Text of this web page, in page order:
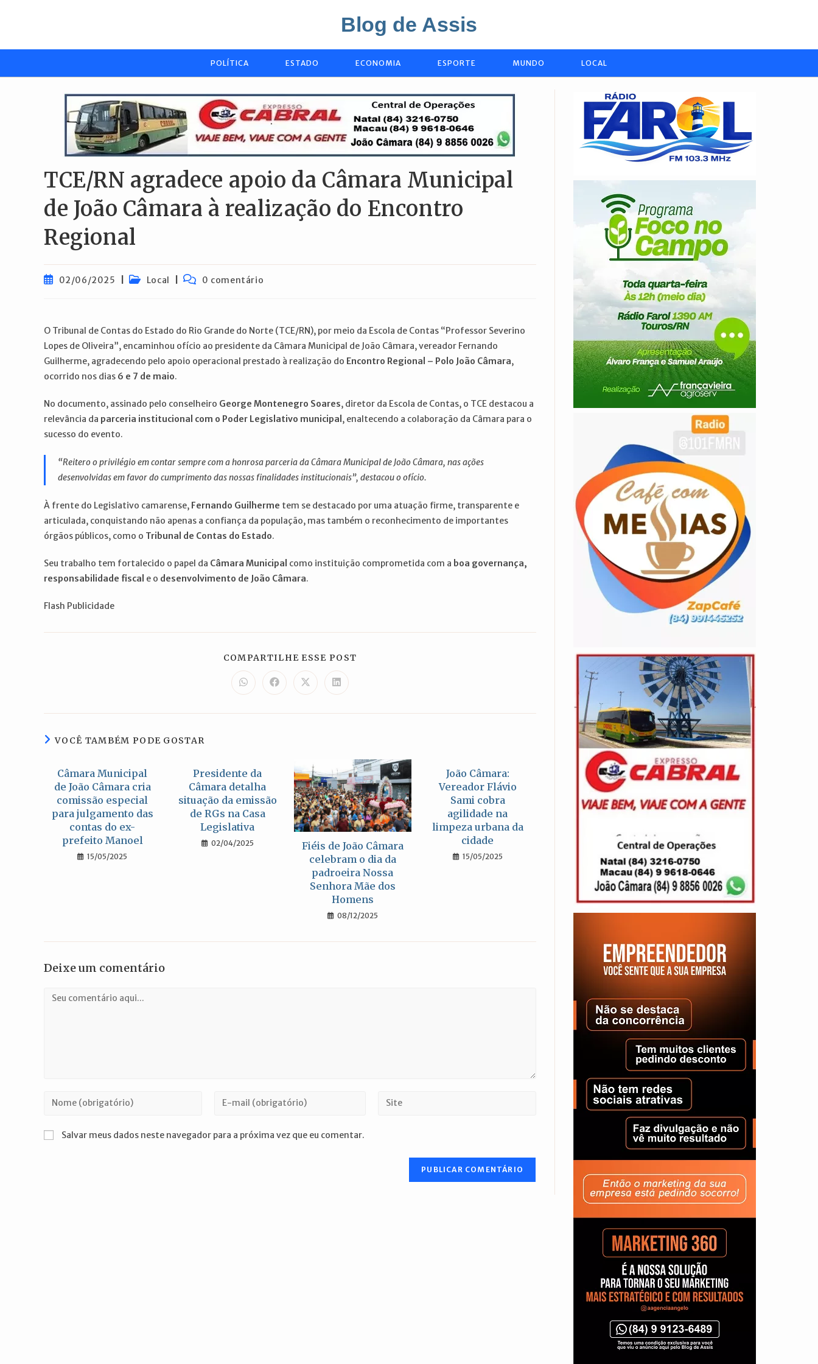
conteúdo
Blog de Assis
POLÍTICA ESTADO ECONOMIA ESPORTE MUNDO LOCAL
TCE/RN agradece apoio da Câmara Municipal
de João Câmara à realização do Encontro
Regional
Post02/06/2025
Categoria
Local
Comentários
0 comentário
O Tribunal de Contas do Estado do Rio Grande do Norte (TCE/RN), por meio da Escola de Contas “Professor Severino
Lopes de Oliveira”, encaminhou ofício ao presidente da Câmara Municipal de João Câmara, vereador Fernando
Guilherme, agradecendo pelo apoio operacional prestado à realização do Encontro Regional – Polo João Câmara,
ocorrido nos dias 6 e 7 de maio.
No documento, assinado pelo conselheiro George Montenegro Soares, diretor da Escola de Contas, o TCE destacou a
relevância da parceria institucional com o Poder Legislativo municipal , enaltecendo a colaboração da Câmara para o
sucesso do evento.
“Reitero o privilégio em contar sempre com a honrosa parceria da Câmara Municipal de João Câmara, nas ações
desenvolvidas em favor do cumprimento das nossas finalidades institucionais”, destacou o ofício.
À frente do Legislativo camarense, Fernando Guilherme tem se destacado por uma atuação firme, transparente e
articulada, conquistando não apenas a confiança da população, mas também o reconhecimento de importantes
órgãos públicos, como o Tribunal de Contas do Estado.
Seu trabalho tem fortalecido o papel da Câmara Municipal como instituição comprometida com a boa governança,
responsabilidade fiscal e o desenvolvimento de João Câmara.
Flash Publicidade
COMPARTILHE ESSE POST
Abre
em
nova
Abre
em
nova
Abre
em
nova
Abre
em
nova
VOCÊ TAMBÉM PODE GOSTAR
Câmara Municipal
de João Câmara cria
comissão especial
para julgamento das
contas do ex-
prefeito Manoel
15/05/2025
Presidente da
Câmara detalha
situação da emissão
de RGs na Casa
Legislativa
02/04/2025
Fiéis de João Câmara
celebram o dia da
padroeira Nossa
Senhora Mãe dos
Homens
08/12/2025
João Câmara:
Vereador Flávio
Sami cobra
agilidade na
limpeza urbana da
cidade
15/05/2025
Deixe um comentário
Comentário
Digite
nome
ou
Digite
endereço
de
Digite
Salvar meus dados neste navegador para a próxima vez que eu comentar.